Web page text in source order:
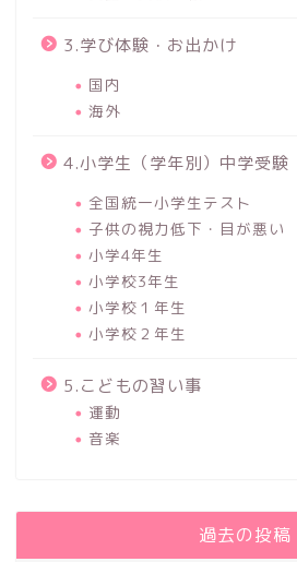
3.学び体験・お出かけ
国内
海外
4.小学生（学年別）中学受験
全国統一小学生テスト
子供の視力低下・目が悪い
小学4年生
小学校3年生
小学校１年生
小学校２年生
5.こどもの習い事
運動
音楽
過去の投稿